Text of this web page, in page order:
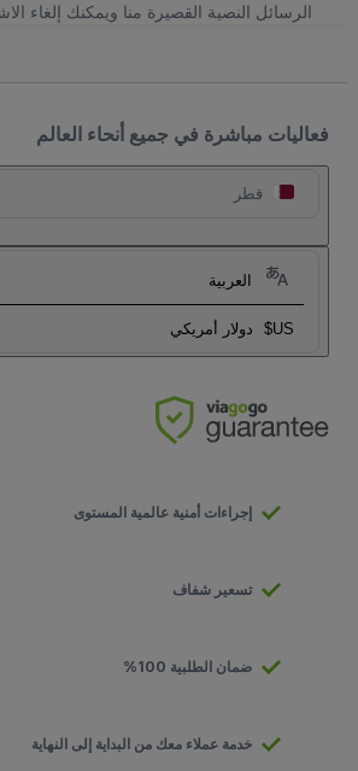
الرسائل النصية القصيرة منا ويمكنك إلغاء
فعاليات مباشرة في جميع أنحاء العالم
قطر
العربية
US$ دولار أمريكي
إجراءات أمنية عالمية المستوى
تسعير شفاف
ضمان الطلبية 100%
خدمة عملاء معك من البداية إلى النهاية